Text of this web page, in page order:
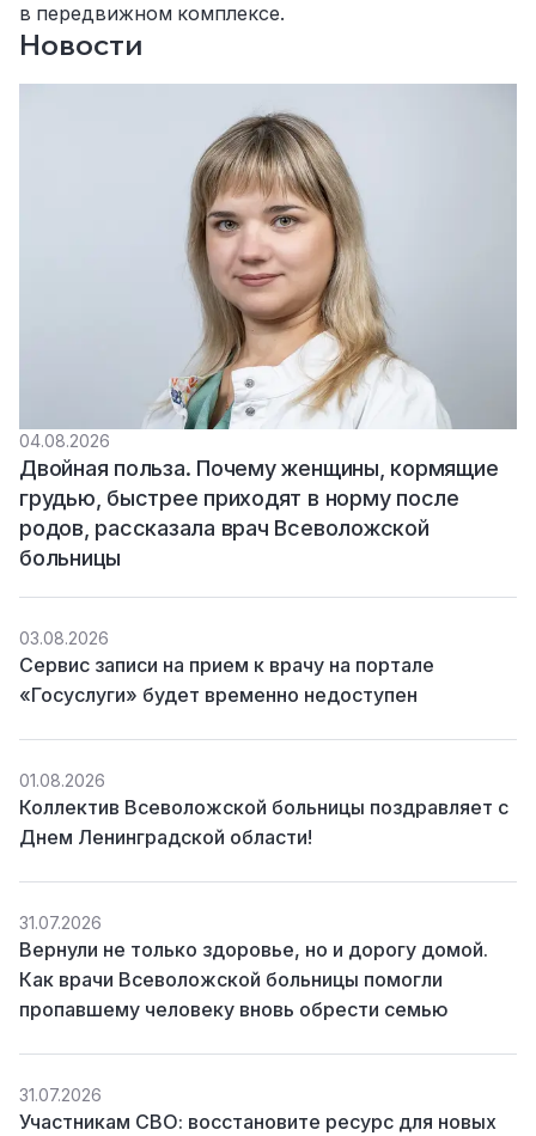
в передвижном комплексе.
Новости
04.08.2026
Двойная польза. Почему женщины, кормящие
грудью, быстрее приходят в норму после
родов, рассказала врач Всеволожской
больницы
03.08.2026
Сервис записи на прием к врачу на портале
«Госуслуги» будет временно недоступен
01.08.2026
Коллектив Всеволожской больницы поздравляет с
Днем Ленинградской области!
31.07.2026
Вернули не только здоровье, но и дорогу домой.
Как врачи Всеволожской больницы помогли
пропавшему человеку вновь обрести семью
31.07.2026
Участникам СВО: восстановите ресурс для новых